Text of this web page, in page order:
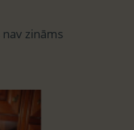
zināms